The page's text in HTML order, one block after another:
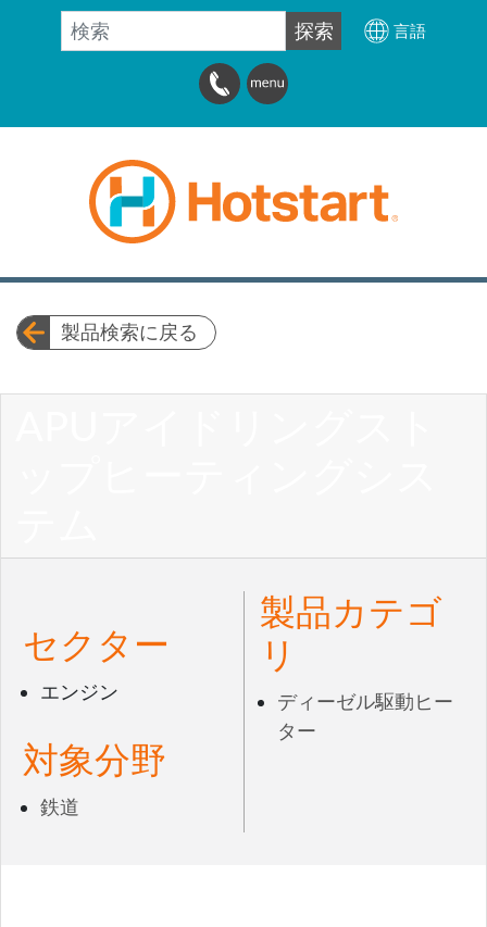
検索 探索 言語
製品検索に戻る
セクター
エンジン
対象分野
鉄道
製品カテゴ
リ
ディーゼル駆動ヒー
ター